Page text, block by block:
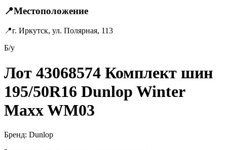
📍Местоположение
📍г. Иркутск, ул. Полярная, 113
Б/у
Лот 43068574 Комплект шин
195/50R16 Dunlop Winter
Maxx WM03
Бренд: Dunlop